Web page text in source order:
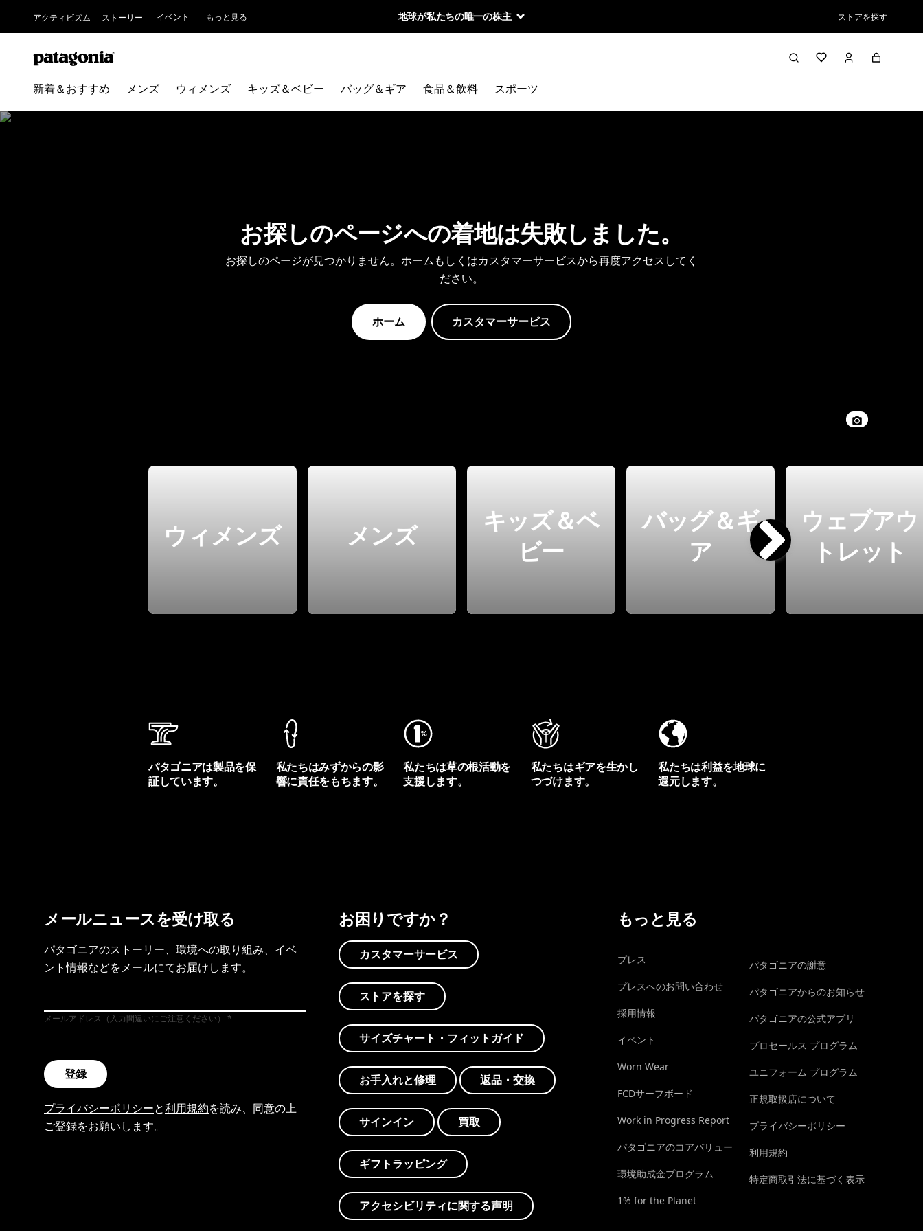
アクティビズム ストーリー イベント もっと見る 地球が私たちの唯一の株主 ストアを探す
新着＆おすすめ メンズ ウィメンズ キッズ＆ベビー バッグ＆ギア 食品＆飲料 スポーツ
お探しのページへの着地は失敗しました。
お探しのページが見つかりません。ホームもしくはカスタマーサービスから再度アクセスしてく
ださい。
ホーム カスタマーサービス
ウィメンズ メンズ
キッズ＆ベ
ビー
バッグ＆ギ
ア
ウェブアウ
トレット
パタゴニアは製品を保
証しています。
私たちはみずからの影
響に責任をもちます。
私たちは草の根活動を
支援します。
私たちはギアを生かし
つづけます。
私たちは利益を地球に
還元します。
メールニュースを受け取る
パタゴニアのストーリー、環境への取り組み、イベ
ント情報などをメールにてお届けします。
メールアドレス（入力間違いにご注意ください）
登録
プライバシーポリシーと利用規約を読み、同意の上
ご登録をお願いします。
お困りですか？
カスタマーサービス
ストアを探す
サイズチャート・フィットガイド
お手入れと修理 返品・交換
サインイン 買取
ギフトラッピング
アクセシビリティに関する声明
もっと見る
プレス
プレスへのお問い合わせ
採用情報
イベント
Worn Wear
FCDサーフボード
Work in Progress Report
パタゴニアのコアバリュー
環境助成金プログラム
1% for the Planet
パタゴニアの謝意
パタゴニアからのお知らせ
パタゴニアの公式アプリ
プロセールス プログラム
ユニフォーム プログラム
正規取扱店について
プライバシーポリシー
利用規約
特定商取引法に基づく表示